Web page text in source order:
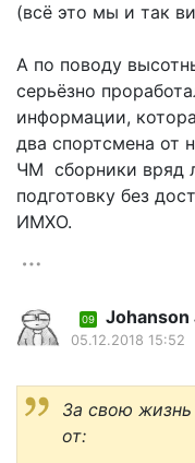
(всё это мы и так
А по поводу
серьёзно
информации,
два спортсмена от
ЧМ сборники вряд
подготовку без
ИМХО.
09 Johanson
05.12.2018 15:52
За свою
от: